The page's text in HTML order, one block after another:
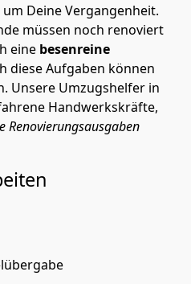
Deine Vergangenheit.
müssen noch renoviert
eine besenreine
diese Aufgaben können
Unsere Umzugshelfer in
Handwerkskräfte,
Renovierungsausgaben